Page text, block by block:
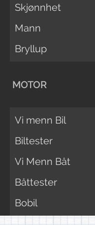
Skjønnhet
Mann
Bryllup
MOTOR
Vi menn Bil
Biltester
Vi Menn Båt
Båttester
Bobil